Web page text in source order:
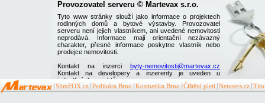
Provozovatel serveru © Martevax s.r.o.
Tyto www stránky slouží jako informace o projektech
rodinných domů a bytové výstavby. Provozovatel
serveru není jejich vlastníkem, ani uvedené nemovitosti
neprodává. Informace mají orientační nezávazný
charakter, přesné informace poskytne vlastník nebo
prodejce nemovitosti.
Kontakt na inzerci byty-nemovitosti@martevax.cz
Kontakt na developery a inzerenty je uveden u
jednotlivých projektů
SlimFOX.cz Pedikúra Brno Kosmetika Brno Čištění pleti Netusers.cz